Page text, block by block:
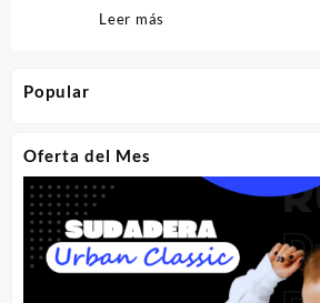
Popular
Oferta del Mes
Leer más